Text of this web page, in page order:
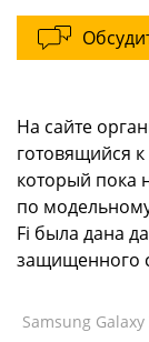
На сайте
готовящийся
который пока
по
Fi была дана
защищенного
Samsung Galaxy